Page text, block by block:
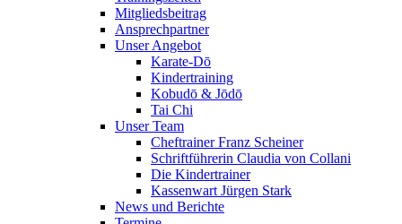
Mitgliedsbeitrag
Ansprechpartner
Unser Angebot
Karate-Dō
Kindertraining
Kobudō & Jōdō
Tai Chi
Unser Team
Cheftrainer Franz Scheiner
Schriftführerin Claudia von Collani
Die Kindertrainer
Kassenwart Jürgen Stark
News und Berichte